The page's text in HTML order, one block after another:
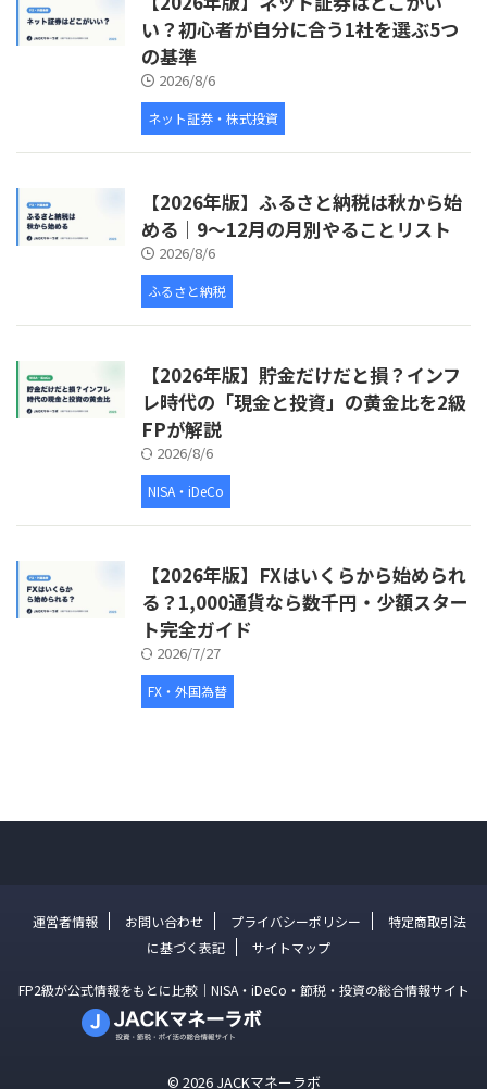
い？初心者が自分に合う1社を選ぶ5つ
の基準
2026/8/6
ネット証券・株式投資
【2026年版】ふるさと納税は秋から始
める｜9〜12月の月別やることリスト
2026/8/6
ふるさと納税
【2026年版】貯金だけだと損？インフ
レ時代の「現金と投資」の黄金比を2級
FPが解説
2026/8/6
NISA・iDeCo
【2026年版】FXはいくらから始められ
る？1,000通貨なら数千円・少額スター
ト完全ガイド
2026/7/27
FX・外国為替
運営者情報 お問い合わせ プライバシーポリシー
特定商取引法
に基づく表記
サイトマップ
FP2級が公式情報をもとに比較｜NISA・iDeCo・節税・投資の総合情報サイト
© 2026 JACKマネーラボ